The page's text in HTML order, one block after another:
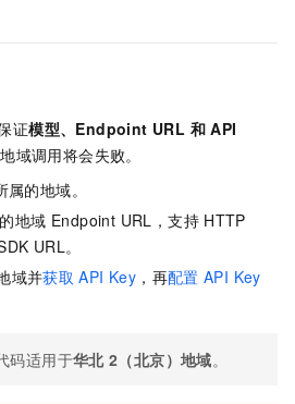
证模型、Endpoint URL 和 API
域调用将会失败。
属的地域。
地域 Endpoint URL，支持 HTTP
URL。
域并获取 API Key ，再配置 API Key
码适用于华北 2（北京）地域。